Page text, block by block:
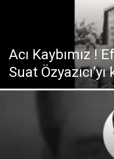
Acı Kaybımız !
Suat